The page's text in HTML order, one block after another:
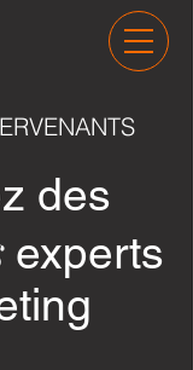
des
experts